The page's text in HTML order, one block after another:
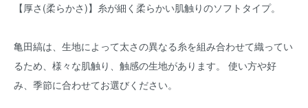
【厚さ(柔らかさ)】糸が細く柔らかい肌触りのソフトタイプ。
亀田縞は、生地によって太さの異なる糸を組み合わせて織ってい
るため、様々な肌触り、触感の生地があります。 使い方や好
み、季節に合わせてお選びください。